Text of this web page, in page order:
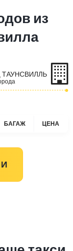
из
ТАУНСВИЛЛЬ
БАГАЖ ЦЕНА